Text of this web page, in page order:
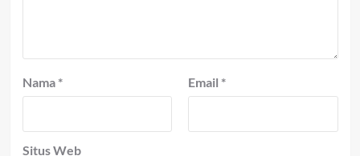
Nama * Email *
Situs Web